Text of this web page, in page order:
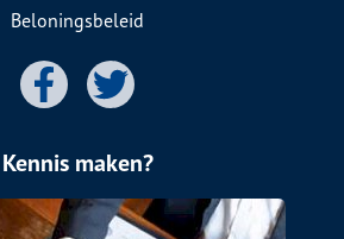
Beloningsbeleid
Kennis maken?